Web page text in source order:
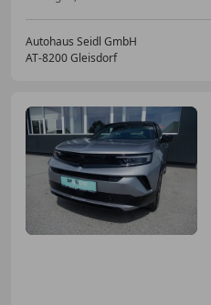
Autohaus Seidl GmbH
AT-8200 Gleisdorf